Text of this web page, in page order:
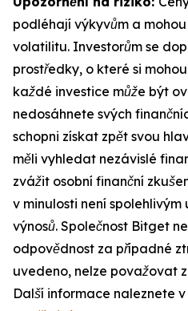
podléhají výkyvům a
volatilitu. Investorům se
prostředky, o které si
každé investice může být
nedosáhnete svých
schopni získat zpět svou
měli vyhledat nezávislé
zvážit osobní finanční
v minulosti není
výnosů. Společnost Bitget
odpovědnost za případné
uvedeno, nelze považovat
Další informace naleznete v